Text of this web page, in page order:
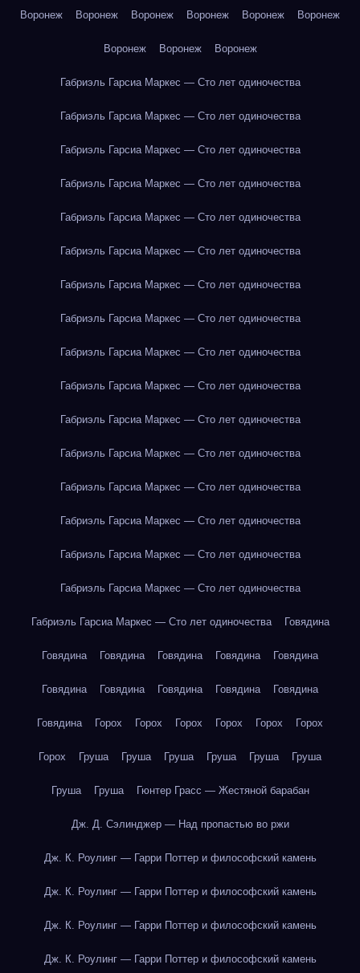
Воронеж Воронеж Воронеж Воронеж Воронеж Воронеж
Воронеж Воронеж Воронеж
Габриэль Гарсиа Маркес — Сто лет одиночества
Габриэль Гарсиа Маркес — Сто лет одиночества
Габриэль Гарсиа Маркес — Сто лет одиночества
Габриэль Гарсиа Маркес — Сто лет одиночества
Габриэль Гарсиа Маркес — Сто лет одиночества
Габриэль Гарсиа Маркес — Сто лет одиночества
Габриэль Гарсиа Маркес — Сто лет одиночества
Габриэль Гарсиа Маркес — Сто лет одиночества
Габриэль Гарсиа Маркес — Сто лет одиночества
Габриэль Гарсиа Маркес — Сто лет одиночества
Габриэль Гарсиа Маркес — Сто лет одиночества
Габриэль Гарсиа Маркес — Сто лет одиночества
Габриэль Гарсиа Маркес — Сто лет одиночества
Габриэль Гарсиа Маркес — Сто лет одиночества
Габриэль Гарсиа Маркес — Сто лет одиночества
Габриэль Гарсиа Маркес — Сто лет одиночества
Габриэль Гарсиа Маркес — Сто лет одиночества Говядина
Говядина Говядина Говядина Говядина Говядина
Говядина Говядина Говядина Говядина Говядина
Говядина Горох Горох Горох Горох Горох Горох
Горох Груша Груша Груша Груша Груша Груша
Груша Груша Гюнтер Грасс — Жестяной барабан
Дж. Д. Сэлинджер — Над пропастью во ржи
Дж. К. Роулинг — Гарри Поттер и философский камень
Дж. К. Роулинг — Гарри Поттер и философский камень
Дж. К. Роулинг — Гарри Поттер и философский камень
Дж. К. Роулинг — Гарри Поттер и философский камень